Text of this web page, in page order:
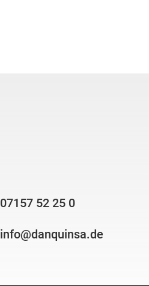
07157 52 25 0
info@danquinsa.de